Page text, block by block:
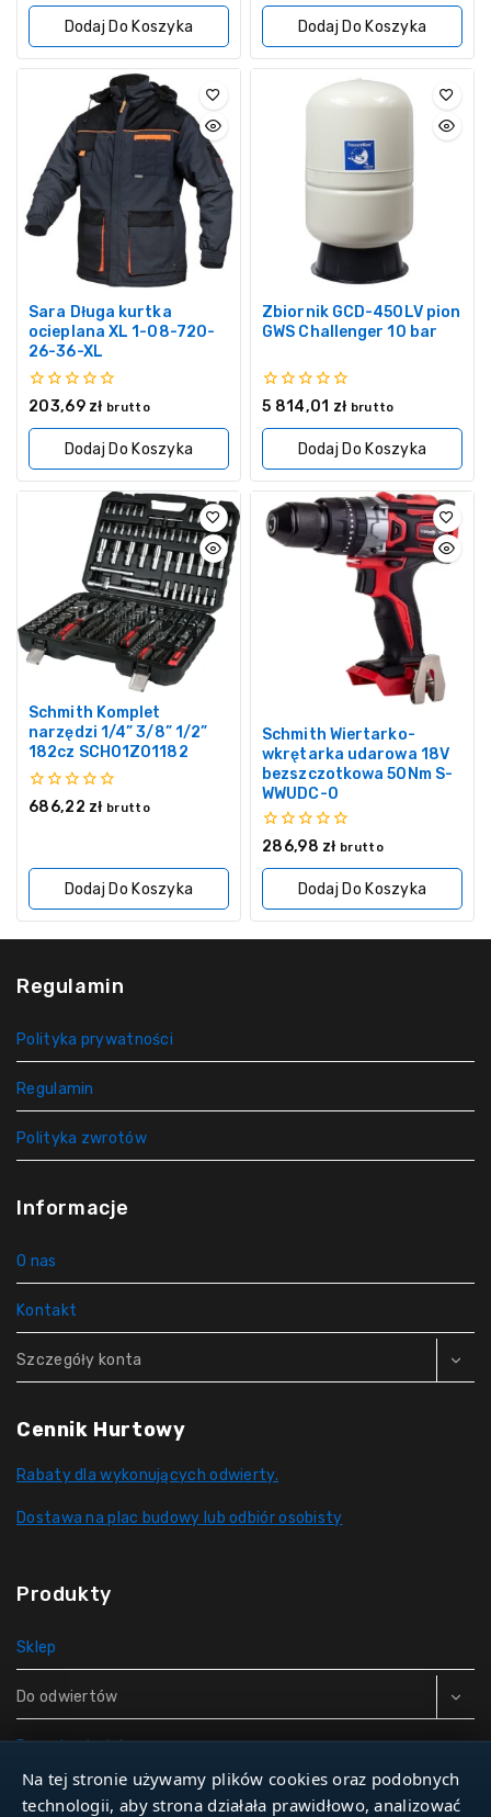
5
Dodaj Do Koszyka
5
Dodaj Do Koszyka
Sara Długa kurtka
ocieplana XL 1-08-720-
26-36-XL
0
5
203,69 zł brutto
Dodaj Do Koszyka
Zbiornik GCD-450LV pion
GWS Challenger 10 bar
0
5
5 814,01 zł brutto
Dodaj Do Koszyka
Schmith Komplet
narzędzi 1/4” 3/8” 1/2”
182cz SCH01Z01182
0
686,22 zł brutto
Dodaj Do Koszyka
Schmith Wiertarko-
wkrętarka udarowa 18V
bezszczotkowa 50Nm S-
WWUDC-0
0
5
286,98 zł brutto
Dodaj Do Koszyka
Regulamin
Polityka prywatności
Regulamin
Polityka zwrotów
Informacje
O nas
Kontakt
Szczegóły konta
Cennik Hurtowy
Rabaty dla wykonujących odwierty.
Dostawa na plac budowy lub odbiór osobisty
Produkty
Sklep
Do odwiertów
Rury do studni
Zbiorniki hydroforowe
Na tej stronie używamy plików cookies oraz podobnych
technologii, aby strona działała prawidłowo, analizować